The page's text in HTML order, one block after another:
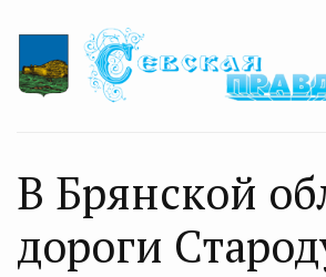
В Брянской
дороги